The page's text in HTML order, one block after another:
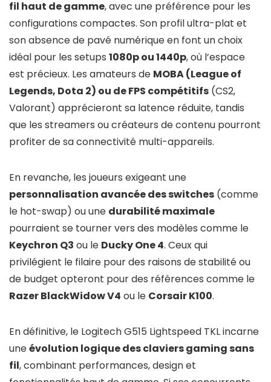
fil haut de gamme, avec une préférence pour les
configurations compactes. Son profil ultra-plat et
son absence de pavé numérique en font un choix
idéal pour les setups 1080p ou 1440p, où l’espace
est précieux. Les amateurs de MOBA (League of
Legends, Dota 2) ou de FPS compétitifs (CS2,
Valorant) apprécieront sa latence réduite, tandis
que les streamers ou créateurs de contenu pourront
profiter de sa connectivité multi-appareils.
En revanche, les joueurs exigeant une
personnalisation avancée des switches (comme
le hot-swap) ou une durabilité maximale
pourraient se tourner vers des modèles comme le
Keychron Q3 ou le Ducky One 4. Ceux qui
privilégient le filaire pour des raisons de stabilité ou
de budget opteront pour des références comme le
Razer BlackWidow V4 ou le Corsair K100.
En définitive, le Logitech G515 Lightspeed TKL incarne
uneévolution logique des claviers gaming sans
fil, combinant performances, design et